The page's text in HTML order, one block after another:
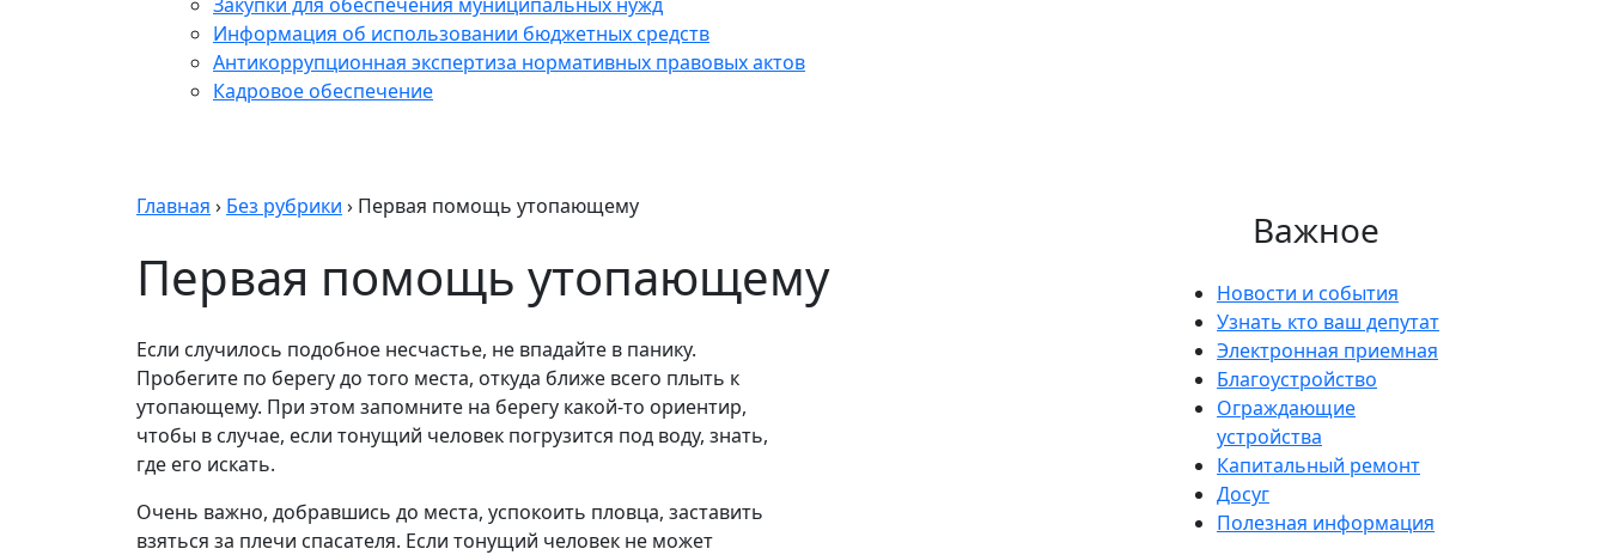
Информация об использовании бюджетных средств
Антикоррупционная экспертиза нормативных правовых актов
Кадровое обеспечение
Главная › Без рубрики › Первая помощь утопающему
Первая помощь утопающему
Если случилось подобное несчастье, не впадайте в панику.
Пробегите по берегу до того места, откуда ближе всего плыть к
утопающему. При этом запомните на берегу какой-то ориентир,
чтобы в случае, если тонущий человек погрузится под воду, знать,
где его искать.
Очень важно, добравшись до места, успокоить пловца, заставить
взяться за плечи спасателя. Если тонущий человек не может
Важное
Новости и события
Узнать кто ваш депутат
Электронная приемная
Благоустройство
Ограждающие
устройства
Капитальный ремонт
Досуг
Полезная информация